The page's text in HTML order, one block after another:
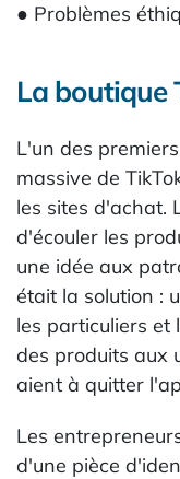
● Problèmes
La boutique
L'un des
massive de
les sites d'achat.
d'écouler les
une idée aux
était la solution :
les particuliers et
des produits aux
aient à quitter
Les
d'une pièce